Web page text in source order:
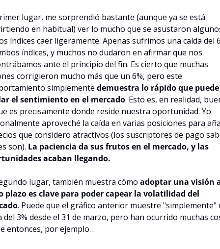
lugar, me sorprendió bastante (aunque ya se está
en habitual) ver lo mucho que se asustaron
índices caer ligeramente. Apenas sufrimos una caída del
índices, y muchos no dudaron en afirmar que nos
ante el principio del fin. Es cierto que muchas
corrigieron mucho más que un 6%, pero este
simplemente demuestra lo rápido que puede
el sentimiento en el mercado. Esto es, en realidad,
es precisamente donde reside nuestra oportunidad. Yo
aproveché la caída en varias posiciones para
que considero atractivos (los suscriptores de pago
son). La paciencia da sus frutos en el mercado, y las
acaban llegando.
lugar, también muestra cómo adoptar una visión
plazo es clave para poder capear la volatilidad del
. Puede que el gráfico anterior muestre "simplemente"
del 3% desde el 31 de marzo, pero han ocurrido muchas
entonces, por ejemplo…